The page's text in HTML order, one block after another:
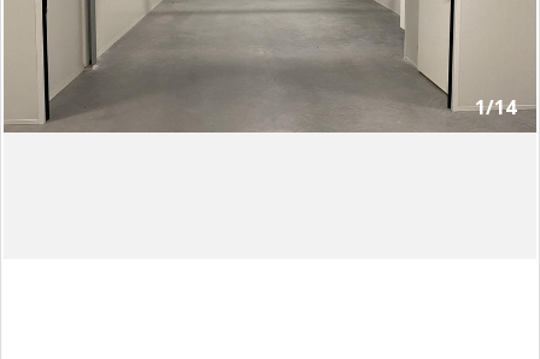
Registreren
Login
1/14